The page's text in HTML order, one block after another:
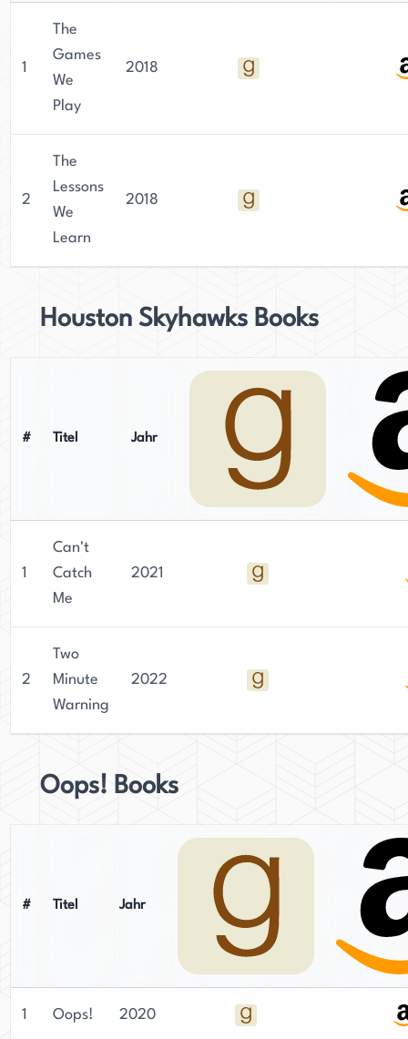
1
The
Games
We
Play
2018
2
The
Lessons
We
Learn
2018
Houston Skyhawks Books
# Titel Jahr
1
Can't
Catch
Me
2021
2
Two
Minute
Warning
2022
Oops! Books
# Titel Jahr
1 Oops! 2020